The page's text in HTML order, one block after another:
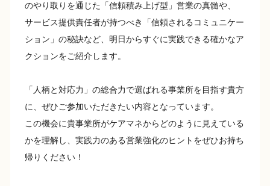
のやり取りを通じた「信頼積み上げ型」営業の真髄や、
サービス提供責任者が持つべき「信頼されるコミュニケー
ション」の秘訣など、明日からすぐに実践できる確かなア
クションをご紹介します。
「人柄と対応力」の総合力で選ばれる事業所を目指す貴方
に、ぜひご参加いただきたい内容となっています。
この機会に貴事業所がケアマネからどのように見えている
かを理解し、実践力のある営業強化のヒントをぜひお持ち
帰りください！